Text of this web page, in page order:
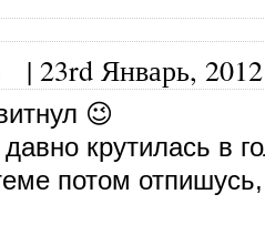
| 23rd Январь, 2012
😉
крутилась в
потом